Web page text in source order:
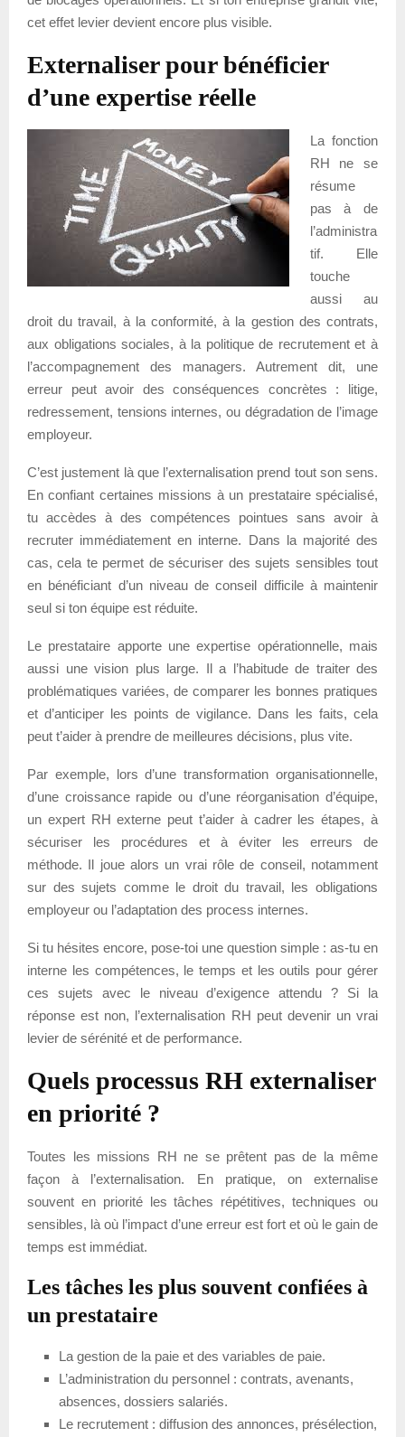
cet effet levier devient encore plus visible.
Externaliser pour bénéficier
d’une expertise réelle
La fonction
RH ne se
résume
pas à de
l’administra
tif. Elle
touche
aussi au
droit du travail, à la conformité, à la gestion des contrats,
aux obligations sociales, à la politique de recrutement et à
l’accompagnement des managers. Autrement dit, une
erreur peut avoir des conséquences concrètes : litige,
redressement, tensions internes, ou dégradation de l’image
employeur.
C’est justement là que l’externalisation prend tout son sens.
En confiant certaines missions à un prestataire spécialisé,
tu accèdes à des compétences pointues sans avoir à
recruter immédiatement en interne. Dans la majorité des
cas, cela te permet de sécuriser des sujets sensibles tout
en bénéficiant d’un niveau de conseil difficile à maintenir
seul si ton équipe est réduite.
Le prestataire apporte une expertise opérationnelle, mais
aussi une vision plus large. Il a l’habitude de traiter des
problématiques variées, de comparer les bonnes pratiques
et d’anticiper les points de vigilance. Dans les faits, cela
peut t’aider à prendre de meilleures décisions, plus vite.
Par exemple, lors d’une transformation organisationnelle,
d’une croissance rapide ou d’une réorganisation d’équipe,
un expert RH externe peut t’aider à cadrer les étapes, à
sécuriser les procédures et à éviter les erreurs de
méthode. Il joue alors un vrai rôle de conseil, notamment
sur des sujets comme le droit du travail, les obligations
employeur ou l’adaptation des process internes.
Si tu hésites encore, pose-toi une question simple : as-tu en
interne les compétences, le temps et les outils pour gérer
ces sujets avec le niveau d’exigence attendu ? Si la
réponse est non, l’externalisation RH peut devenir un vrai
levier de sérénité et de performance.
Quels processus RH externaliser
en priorité ?
Toutes les missions RH ne se prêtent pas de la même
façon à l’externalisation. En pratique, on externalise
souvent en priorité les tâches répétitives, techniques ou
sensibles, là où l’impact d’une erreur est fort et où le gain de
temps est immédiat.
Les tâches les plus souvent confiées à
un prestataire
La gestion de la paie et des variables de paie.
L’administration du personnel : contrats, avenants,
absences, dossiers salariés.
Le recrutement : diffusion des annonces, présélection,